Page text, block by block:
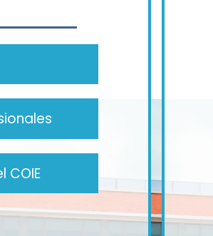
COIE